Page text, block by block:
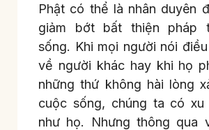
Phật có thể là nhân duyên
giảm bớt bất thiện pháp
sống. Khi mọi người nói
về người khác hay khi họ
những thứ không hài lòng
cuộc sống, chúng ta có xu
như họ. Nhưng thông qua